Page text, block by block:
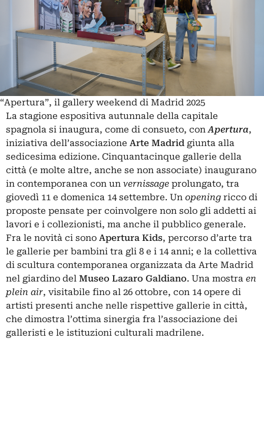
“Apertura”, il gallery weekend di Madrid 2025
La stagione espositiva autunnale della capitale
spagnola si inaugura, come di consueto, conApertura,
iniziativa dell’associazione Arte Madrid giunta alla
sedicesima edizione. Cinquantacinque gallerie della
città (e molte altre, anche se non associate) inaugurano
in contemporanea con un vernissage prolungato, tra
giovedì 11 e domenica 14 settembre. Un opening ricco di
proposte pensate per coinvolgere non solo gli addetti ai
lavori e i collezionisti, ma anche il pubblico generale.
Fra le novità ci sono Apertura Kids, percorso d’arte tra
le gallerie per bambini tra gli 8 e i 14 anni; e la collettiva
di scultura contemporanea organizzata da Arte Madrid
nel giardino del Museo Lazaro Galdiano. Una mostra en
plein air, visitabile fino al 26 ottobre, con 14 opere di
artisti presenti anche nelle rispettive gallerie in città,
che dimostra l’ottima sinergia fra l’associazione dei
galleristi e le istituzioni culturali madrilene.